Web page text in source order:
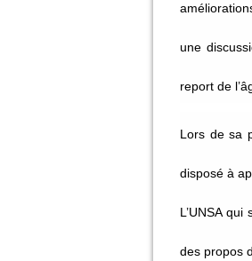
une
report de
Lors de sa
disposé à
L’UNSA
des propos